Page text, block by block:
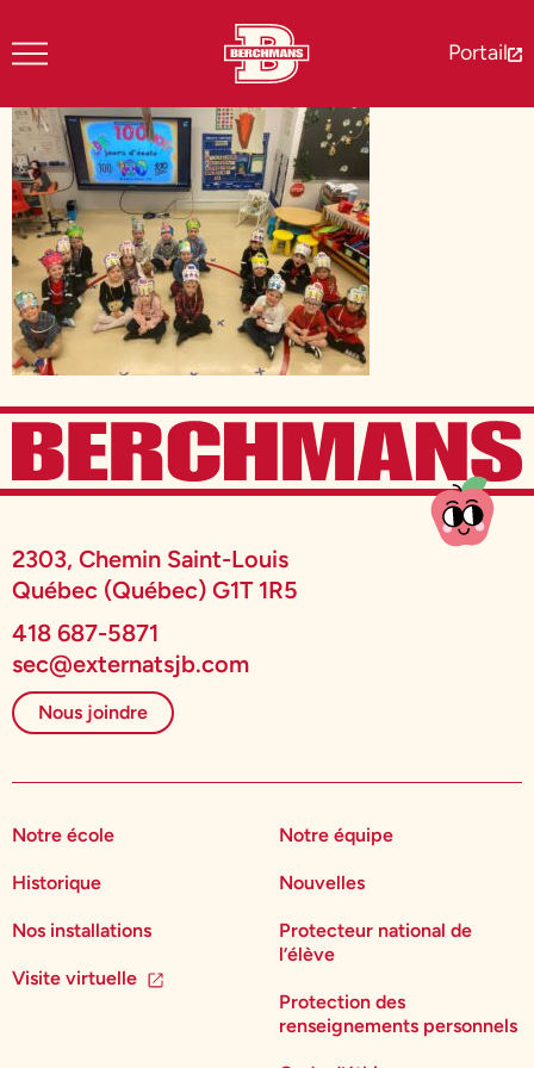
Portail
2303, Chemin Saint-Louis
Québec (Québec) G1T 1R5
418 687-5871
sec@externatsjb.com
Nous joindre
Notre école
Historique
Nos installations
Visite virtuelle
Notre équipe
Nouvelles
Protecteur national de
l’élève
Protection des
renseignements personnels